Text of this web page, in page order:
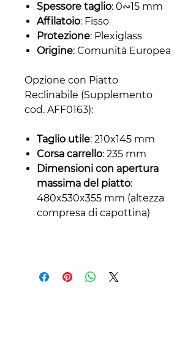
Spessore taglio: 0∾15 mm
Affilatoio: Fisso
Protezione: Plexiglass
Origine: Comunità Europea
Opzione con Piatto
Reclinabile (Supplemento
cod. AFF0163):
Taglio utile: 210x145 mm
Corsa carrello: 235 mm
Dimensioni con apertura
massima del piatto:
480x530x355 mm (altezza
compresa di capottina)